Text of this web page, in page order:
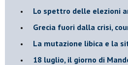
Lo spettro delle elezioni
Grecia fuori dalla crisi,
La mutazione libica e la
18 luglio, il giorno di